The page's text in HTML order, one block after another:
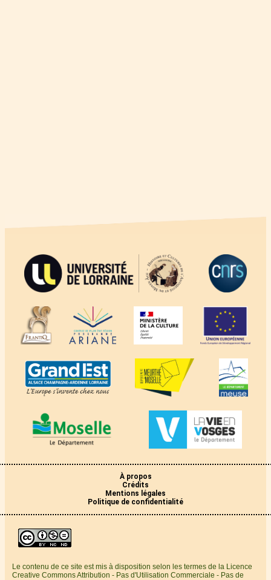
À propos
Crédits
Mentions légales
Politique de confidentialité
Le contenu de ce site est mis à disposition selon les termes de la Licence
Creative Commons Attribution - Pas d'Utilisation Commerciale - Pas de